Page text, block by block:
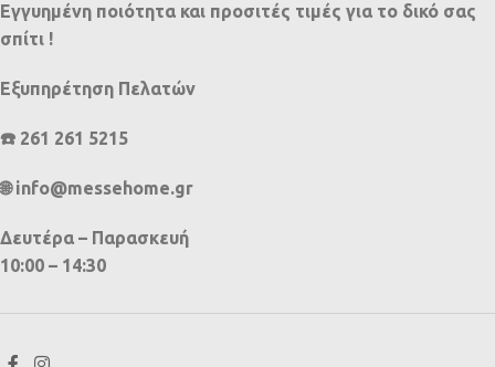
Εγγυημένη ποιότητα και προσιτές τιμές για το δικό σας
σπίτι !
Εξυπηρέτηση Πελατών
☎️ 261 261 5215
🌐 info@messehome.gr
Δευτέρα – Παρασκευή
10:00 – 14:30